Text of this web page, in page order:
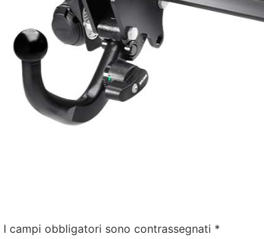
I campi obbligatori sono contrassegnati *